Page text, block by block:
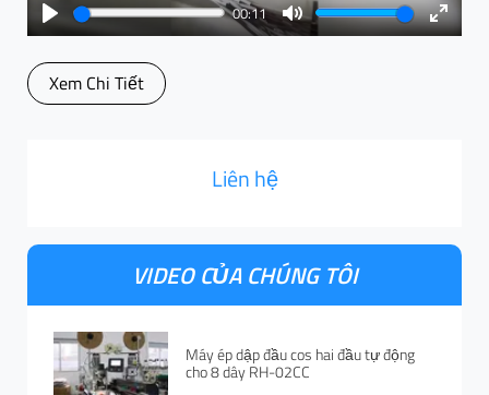
Play
00:11
Mute
Enter
Xem Chi Tiết
Liên hệ
VIDEO CỦA CHÚNG TÔI
Máy ép dập đầu cos hai đầu tự động
cho 8 dây RH-02CC